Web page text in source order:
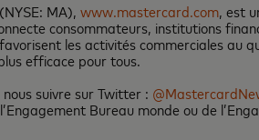
MA), www.mastercard.com, est
consommateurs, institutions
les activités commerciales au
efficace pour tous.
suivre sur Twitter :
Bureau monde ou de